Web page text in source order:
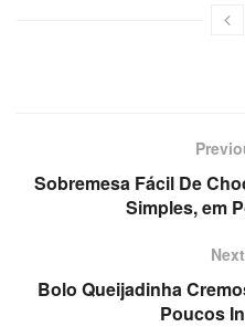
Sobremesa Fácil De
Simples, em
Bolo Queijadinha
Poucos